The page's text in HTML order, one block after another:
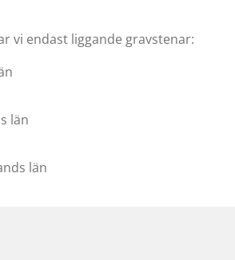
vi endast liggande gravstenar:
län
län